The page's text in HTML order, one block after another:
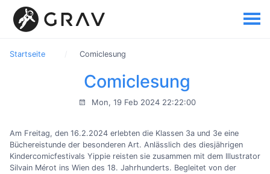
Startseite Comiclesung
Comiclesung
Mon, 19 Feb 2024 22:22:00
Am Freitag, den 16.2.2024 erlebten die Klassen 3a und 3e eine
Büchereistunde der besonderen Art. Anlässlich des diesjährigen
Kindercomicfestivals Yippie reisten sie zusammen mit dem Illustrator
Silvain Mérot ins Wien des 18. Jahrhunderts. Begleitet von der